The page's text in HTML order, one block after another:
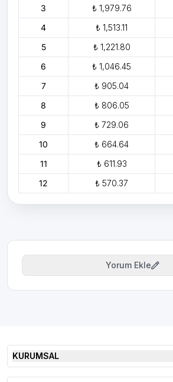
3
₺ 1,979.76
4
₺ 1,513.11
5
₺ 1,221.80
6
₺ 1,046.45
7
₺ 905.04
8
₺ 806.05
9
₺ 729.06
10
₺ 664.64
11
₺ 611.93
12
₺ 570.37
Yorum Ekle
KURUMSAL